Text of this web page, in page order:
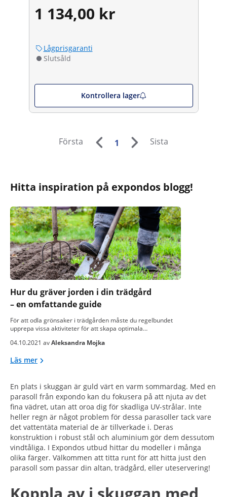
1 134,00 kr
Lågprisgaranti
Slutsåld
Kontrollera lager
Första 1 Sista
Hitta inspiration på expondos blogg!
Hur du gräver jorden i din trädgård
– en omfattande guide
För att odla grönsaker i trädgården måste du regelbundet
upprepa vissa aktiviteter för att skapa optimala…
04.10.2021 avAleksandra Mojka
Läs mer
En plats i skuggan är guld värt en varm sommardag. Med en
parasoll från expondo kan du fokusera på att njuta av det
fina vädret, utan att oroa dig för skadliga UV-strålar. Inte
heller regn är något problem för dessa parasoller tack vare
det vattentäta material de är tillverkade i. Deras
konstruktion i robust stål och aluminium gör dem dessutom
vindtåliga. I Expondos utbud hittar du modeller i många
olika färger. Välkommen att titta runt för att hitta just den
parasoll som passar din altan, trädgård, eller uteservering!